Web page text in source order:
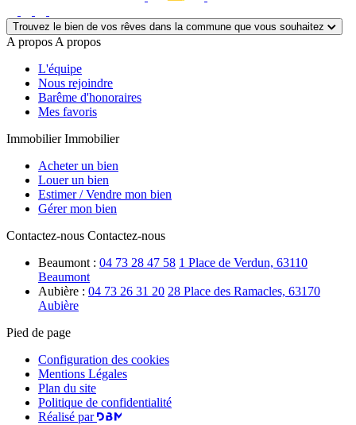
Trouvez le bien de vos rêves dans la commune que vous souhaitez
A propos A propos
L'équipe
Nous rejoindre
Barême d'honoraires
Mes favoris
Immobilier Immobilier
Acheter un bien
Louer un bien
Estimer / Vendre mon bien
Gérer mon bien
Contactez-nous Contactez-nous
Beaumont : 04 73 28 47 58 1 Place de Verdun, 63110
Beaumont
Aubière : 04 73 26 31 20 28 Place des Ramacles, 63170
Aubière
Pied de page
Configuration des cookies
Mentions Légales
Plan du site
Politique de confidentialité
Réalisé par